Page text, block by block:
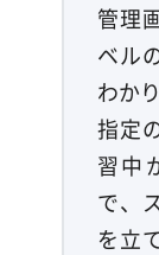
管理
ベル
わか
指定
習中
で、
を立